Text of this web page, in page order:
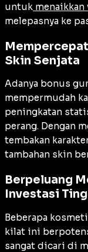
untuk menaikkan
melepasnya ke
Skin Senjata
Adanya bonus
mempermudah
peningkatan
perang. Dengan
tembakan
tambahan skin
Berpeluang
Investasi
Beberapa
kilat ini
sangat dicari di